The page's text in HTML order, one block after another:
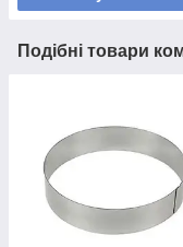
Подібні товари